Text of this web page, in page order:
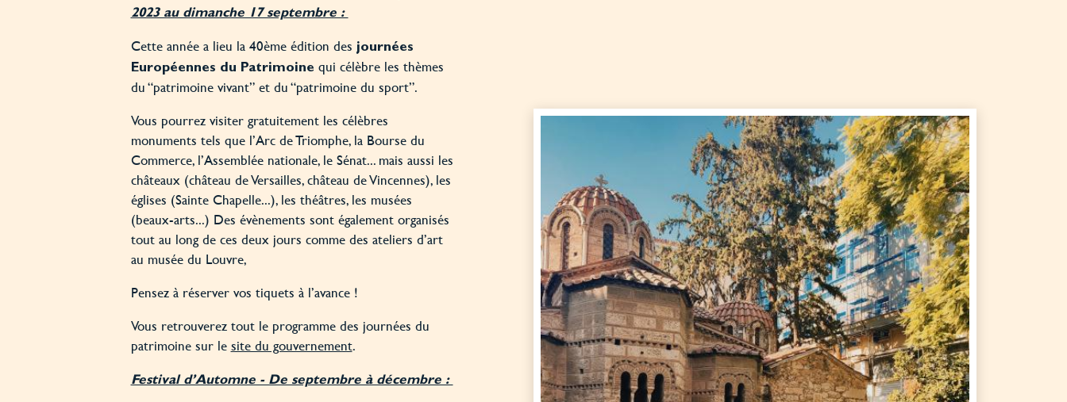
2023 au dimanche 17 septembre :
Cette année a lieu la 40ème édition des journées
Européennes du Patrimoine qui célèbre les thèmes
du “patrimoine vivant” et du “patrimoine du sport”.
Vous pourrez visiter gratuitement les célèbres
monuments tels que l’Arc de Triomphe, la Bourse du
Commerce, l’Assemblée nationale, le Sénat... mais aussi les
châteaux (château de Versailles, château de Vincennes), les
églises (Sainte Chapelle...), les théâtres, les musées
(beaux-arts...) Des évènements sont également organisés
tout au long de ces deux jours comme des ateliers d’art
au musée du Louvre,
Pensez à réserver vos tiquets à l’avance !
Vous retrouverez tout le programme des journées du
patrimoine sur le site du gouvernement.
Festival d’Automne - De septembre à décembre :